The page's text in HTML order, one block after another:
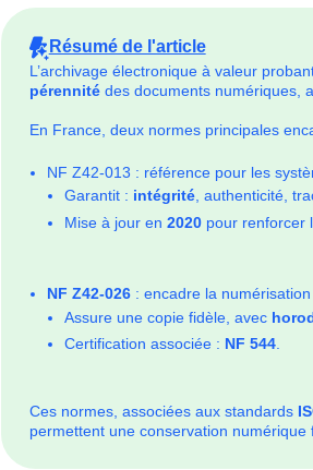
Résumé de l'article
L’archivage électronique à valeur
pérennitédes documents numériques,
En France, deux normes principales
NF Z42-013 : référence pour les
Garantit : intégrité, authenticité,
Mise à jour en 2020pour renforcer
NF Z42-026: encadre la
Assure une copie fidèle, avec
Certification associée : NF 544.
Ces normes, associées aux standards
permettent une conservation